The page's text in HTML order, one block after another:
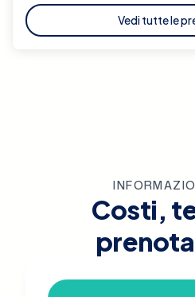
Vedi tutte le
Costi,